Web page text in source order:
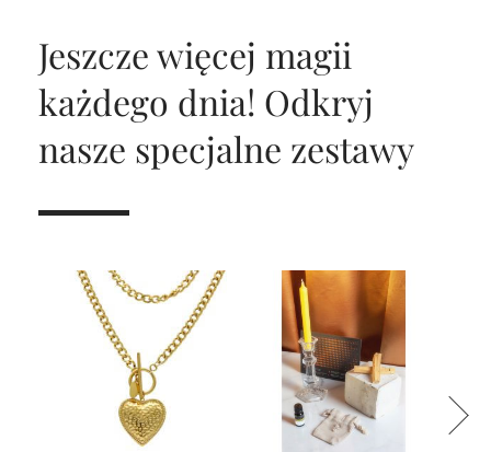
Jeszcze więcej magii
każdego dnia! Odkryj
nasze specjalne zestawy